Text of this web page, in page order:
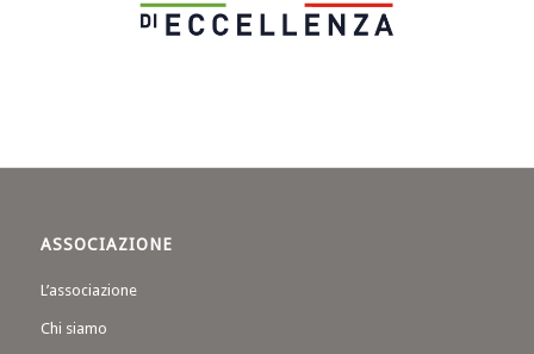
ASSOCIAZIONE
L’associazione
Chi siamo